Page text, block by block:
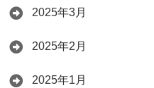
2025年3月
2025年2月
2025年1月